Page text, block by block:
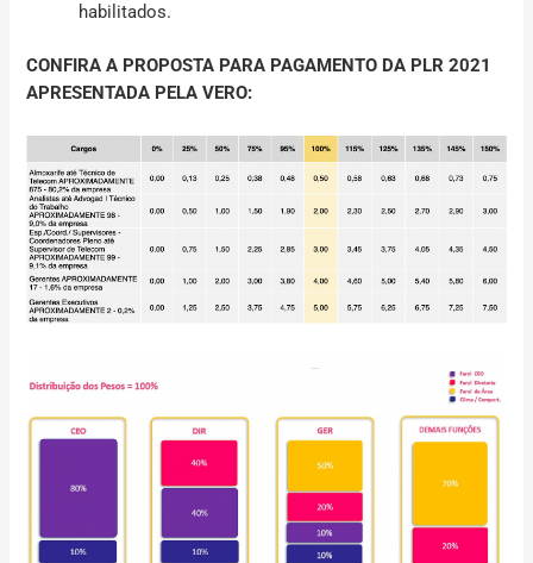
habilitados.
CONFIRA A PROPOSTA PARA PAGAMENTO DA PLR 2021
APRESENTADA PELA VERO: